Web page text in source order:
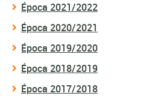
Época 2021/2022
Época 2020/2021
Época 2019/2020
Época 2018/2019
Época 2017/2018